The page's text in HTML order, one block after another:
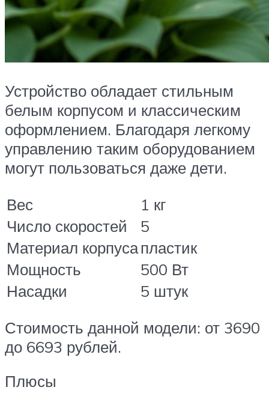
Устройство обладает стильным
белым корпусом и классическим
оформлением. Благодаря легкому
управлению таким оборудованием
могут пользоваться даже дети.
Вес
1 кг
Число скоростей
5
Материал корпусапластик
Мощность
500 Вт
Насадки
5 штук
Стоимость данной модели: от 3690
до 6693 рублей.
Плюсы